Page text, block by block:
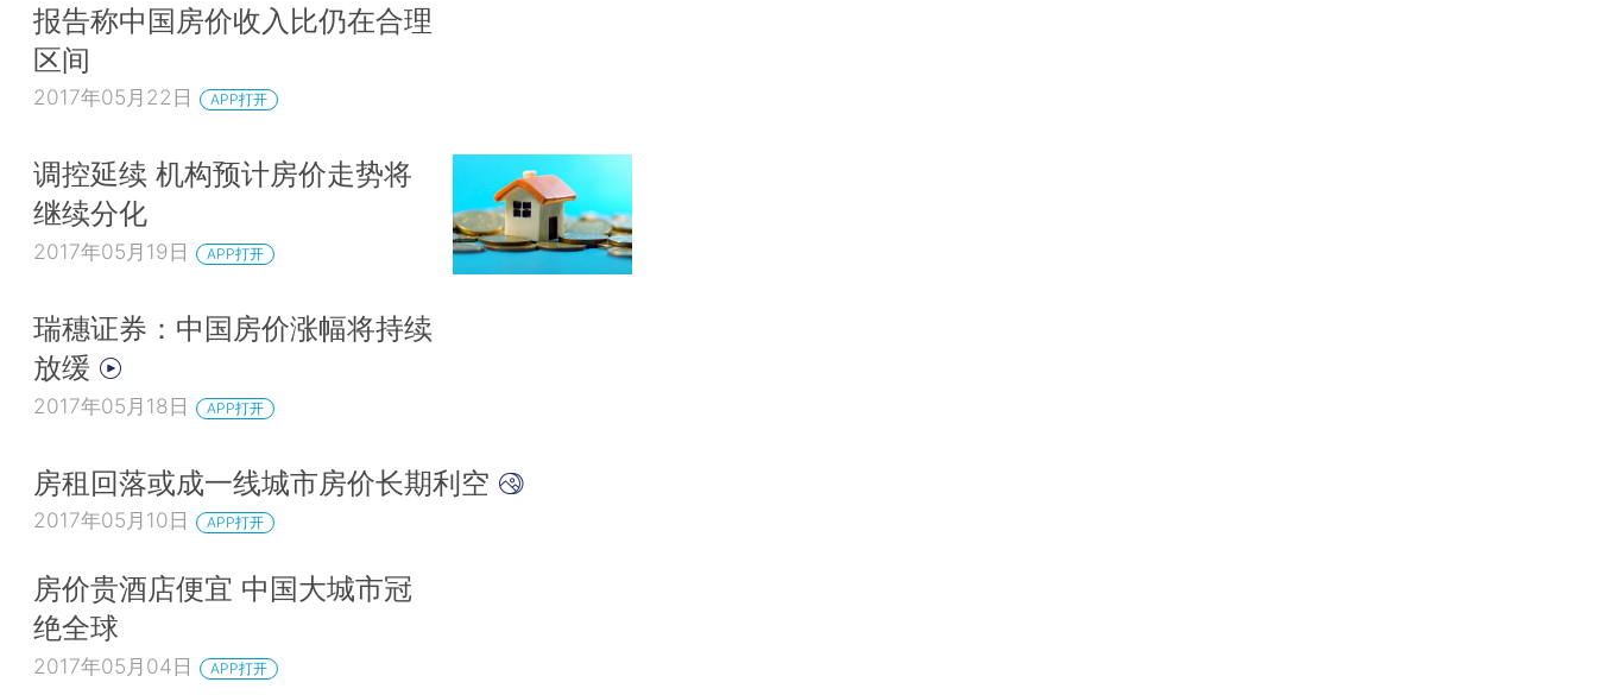
报告称中国房价收入比仍在合理
区间
2017年05月22日 APP打开
调控延续 机构预计房价走势将
继续分化
2017年05月19日 APP打开
瑞穗证券：中国房价涨幅将持续
放缓
2017年05月18日 APP打开
房租回落或成一线城市房价长期利空
2017年05月10日 APP打开
房价贵酒店便宜 中国大城市冠
绝全球
2017年05月04日 APP打开